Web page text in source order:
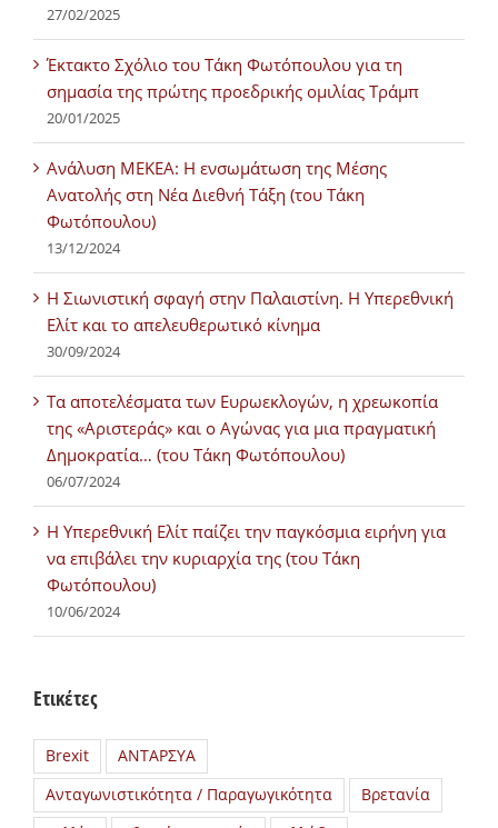
27/02/2025
Έκτακτο Σχόλιο του Τάκη Φωτόπουλου για τη
σημασία της πρώτης προεδρικής ομιλίας Τράμπ
20/01/2025
Ανάλυση ΜΕΚΕΑ: Η ενσωμάτωση της Μέσης
Ανατολής στη Νέα Διεθνή Τάξη (του Τάκη
Φωτόπουλου)
13/12/2024
Η Σιωνιστική σφαγή στην Παλαιστίνη. Η Υπερεθνική
Ελίτ και το απελευθερωτικό κίνημα
30/09/2024
Τα αποτελέσματα των Ευρωεκλογών, η χρεωκοπία
της «Αριστεράς» και ο Αγώνας για μια πραγματική
Δημοκρατία… (του Τάκη Φωτόπουλου)
06/07/2024
H Υπερεθνική Ελίτ παίζει την παγκόσμια ειρήνη για
να επιβάλει την κυριαρχία της (του Τάκη
Φωτόπουλου)
10/06/2024
Ετικέτες
Brexit
ΑΝΤΑΡΣΥΑ
Ανταγωνιστικότητα / Παραγωγικότητα
Βρετανία